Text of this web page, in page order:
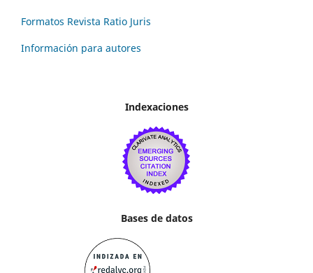
Formatos Revista Ratio Juris
Información para autores
Indexaciones
Bases de datos